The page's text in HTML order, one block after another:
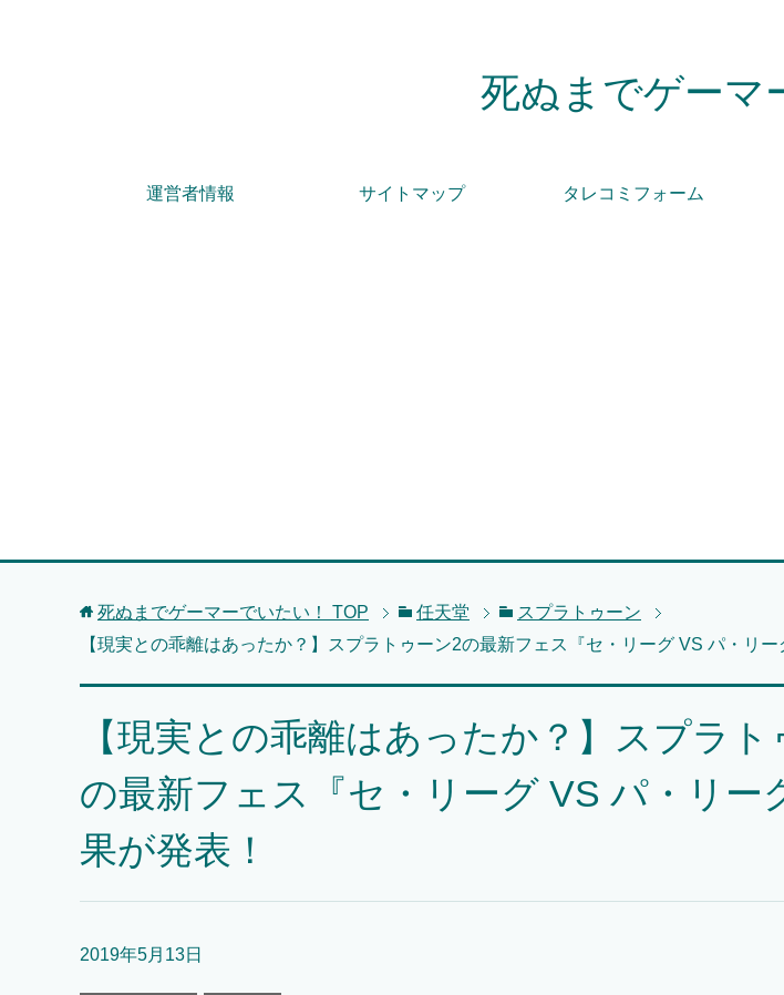
死ぬまでゲーマ
運営者情報 サイトマップ タレコミフォーム
死ぬまでゲーマーでいたい！ TOP 任天堂
スプラトゥーン
【現実との乖離はあったか？】スプラトゥーン2の最新フェス『セ・リーグ VS パ・リー
【現実との乖離はあったか？】スプラト
の最新フェス『セ・リーグ VS パ・リー
果が発表！
2019年5月13日